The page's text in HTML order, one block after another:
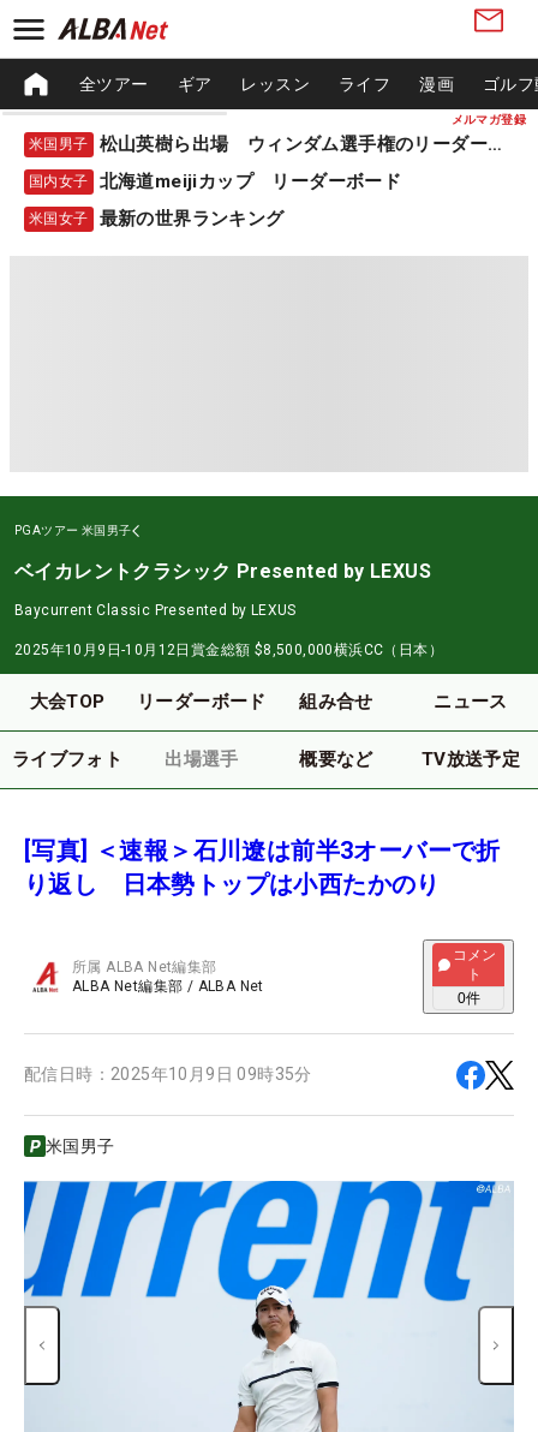
メルマガ登録
全ツアー ギア レッスン ライフ 漫画 ゴル
米国男子 松山英樹ら出場 ウィンダム選手権のリーダーボード
国内女子 北海道meijiカップ リーダーボード
米国女子 最新の世界ランキング
PGAツアー 米国男子
ベイカレントクラシック Presented by LEXUS
Baycurrent Classic Presented by LEXUS
2025年10月9日-10月12日 賞金総額 $8,500,000横浜CC（日本）
大会TOP リーダーボード 組み合せ ニュース
ライブフォト 出場選手 概要など TV放送予定
[写真] ＜速報＞石川遼は前半3オーバーで折
り返し 日本勢トップは小西たかのり
所属ALBA Net編集部
ALBA Net編集部 / ALBA Net
コメン
ト
0件
配信日時： 2025年10月9日 09時35分
米国男子